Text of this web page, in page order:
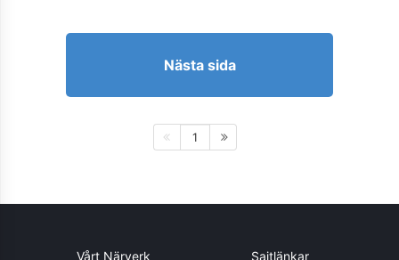
Nästa sida
1
Vårt Närverk Sajtlänkar